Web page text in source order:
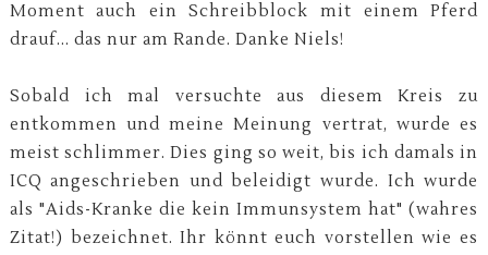
Moment auch ein Schreibblock mit einem Pferd
drauf... das nur am Rande. Danke Niels!
Sobald ich mal versuchte aus diesem Kreis zu
entkommen und meine Meinung vertrat, wurde es
meist schlimmer. Dies ging so weit, bis ich damals in
ICQ angeschrieben und beleidigt wurde. Ich wurde
als "Aids-Kranke die kein Immunsystem hat" (wahres
Zitat!) bezeichnet. Ihr könnt euch vorstellen wie es